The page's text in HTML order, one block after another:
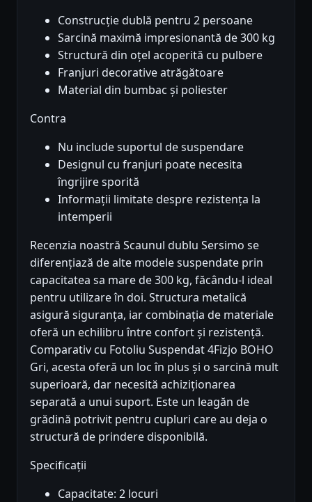
Construcție dublă pentru 2 persoane
Sarcină maximă impresionantă de 300 kg
Structură din oțel acoperită cu pulbere
Franjuri decorative atrăgătoare
Material din bumbac și poliester
Contra
Nu include suportul de suspendare
Designul cu franjuri poate necesita
îngrijire sporită
Informații limitate despre rezistența la
intemperii
Recenzia noastră Scaunul dublu Sersimo se
diferențiază de alte modele suspendate prin
capacitatea sa mare de 300 kg, făcându-l ideal
pentru utilizare în doi. Structura metalică
asigură siguranța, iar combinația de materiale
oferă un echilibru între confort și rezistență.
Comparativ cu Fotoliu Suspendat 4Fizjo BOHO
Gri, acesta oferă un loc în plus și o sarcină mult
superioară, dar necesită achiziționarea
separată a unui suport. Este un leagăn de
grădină potrivit pentru cupluri care au deja o
structură de prindere disponibilă.
Specificații
Capacitate: 2 locuri